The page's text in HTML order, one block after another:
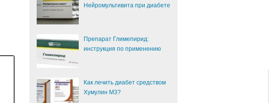
Нейромультивита при диабете
Препарат Глимепирид:
инструкция по применению
Как лечить диабет средством
Хумулин М3?